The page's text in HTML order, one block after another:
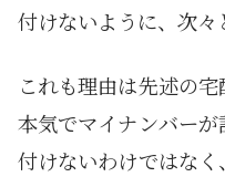
付けないように、次々
これも理由は先述の宅
本気でマイナンバー
付けないわけではな